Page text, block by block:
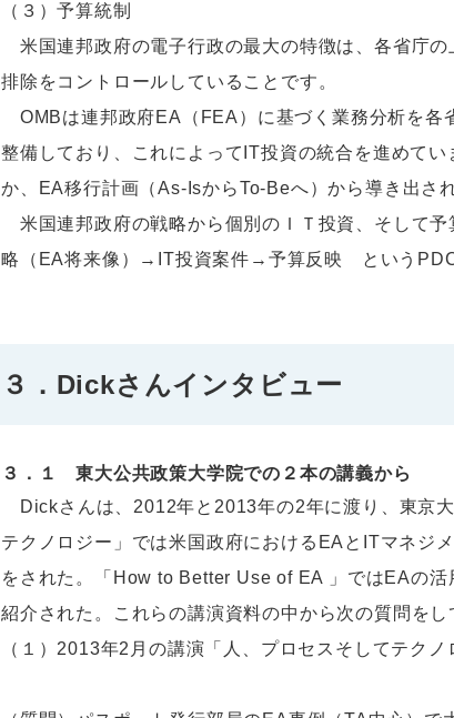
（３）予算統制
米国連邦政府の電子行政の最大の特徴は、各省庁
排除をコントロールしていることです。
OMBは連邦政府EA（FEA）に基づく業務分析を各
整備しており、これによってIT投資の統合を進めて
か、EA移行計画（As-IsからTo-Beへ）から導き出さ
米国連邦政府の戦略から個別のＩＴ投資、そして
略（EA将来像）→IT投資案件→予算反映 という
３．Dickさんインタビュー
３．１ 東大公共政策大学院での２本の講義から
Dickさんは、2012年と2013年の2年に渡り、東京
テクノロジー」では米国政府におけるEAとITマネジ
をされた。「How to Better Use of EA 」ではEAの
紹介された。これらの講演資料の中から次の質問をし
（１）2013年2月の講演「人、プロセスそしてテクノ